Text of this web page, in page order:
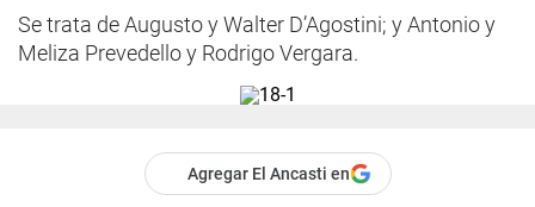
Se trata de Augusto y Walter D’Agostini; y Antonio y
Meliza Prevedello y Rodrigo Vergara.
Agregar El Ancasti en